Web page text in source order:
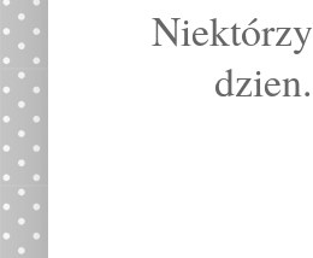
dzien.